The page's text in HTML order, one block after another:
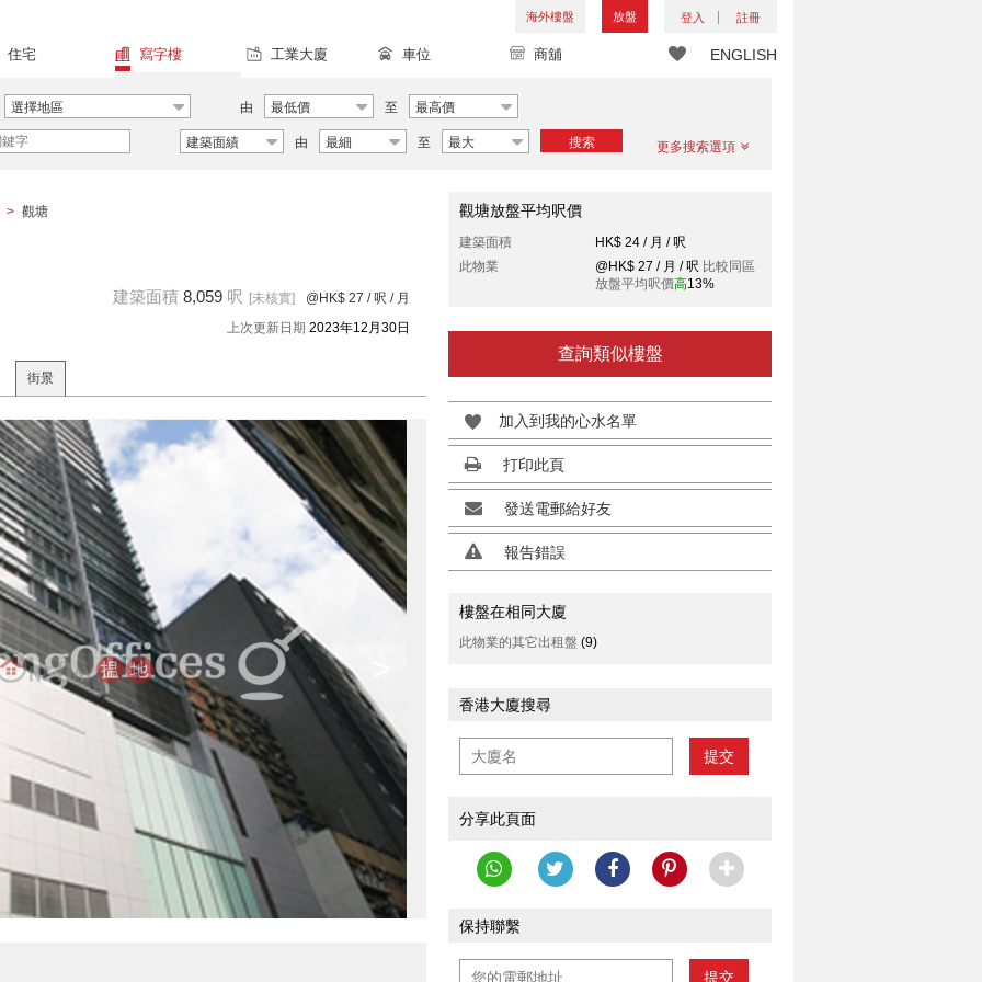
海外樓盤 放盤 登入 註冊
ENGLISH
住宅 寫字樓 工業大廈 車位 商舖
選擇地區 由 最低價 至 最高價
建築面績 由 最細 至 最大 搜索 更多搜索選項
> 觀塘
建築面積 8,059 呎 [未核實] @HK$ 27 / 呎 / 月
上次更新日期 2023年12月30日
街景
觀塘放盤平均呎價
建築面積
HK$ 24 / 月 / 呎
此物業
@HK$ 27 / 月 / 呎 比較同區
放盤平均呎價高13%
查詢類似樓盤
加入到我的心水名單
打印此頁
發送電郵給好友
報告錯誤
樓盤在相同大廈
此物業的其它出租盤 (9)
香港大廈搜尋
提交
分享此頁面
保持聯繫
提交